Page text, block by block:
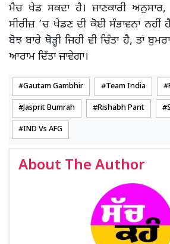
ਮੈਚ ਖੇਡ ਸਕਦਾ ਹੈ। ਜਾਣਕਾਰੀ
ਸੀਰੀਜ਼ ’ਚ ਖੇਡਣ ਦੀ ਕੋਈ ਸੰਭਾਵਨਾ ਨਹੀਂ
ਬੋਝ ਬਾਰੇ ਥੋੜ੍ਹੀ ਜਿਹੀ ਵੀ ਚਿੰਤਾ ਹੈ, ਤਾਂ
ਆਰਾਮ ਦਿੱਤਾ ਜਾਵੇਗਾ।
Gautam Gambhir Team India
Jasprit Bumrah Rishabh Pant
IND Vs AFG
About The Author